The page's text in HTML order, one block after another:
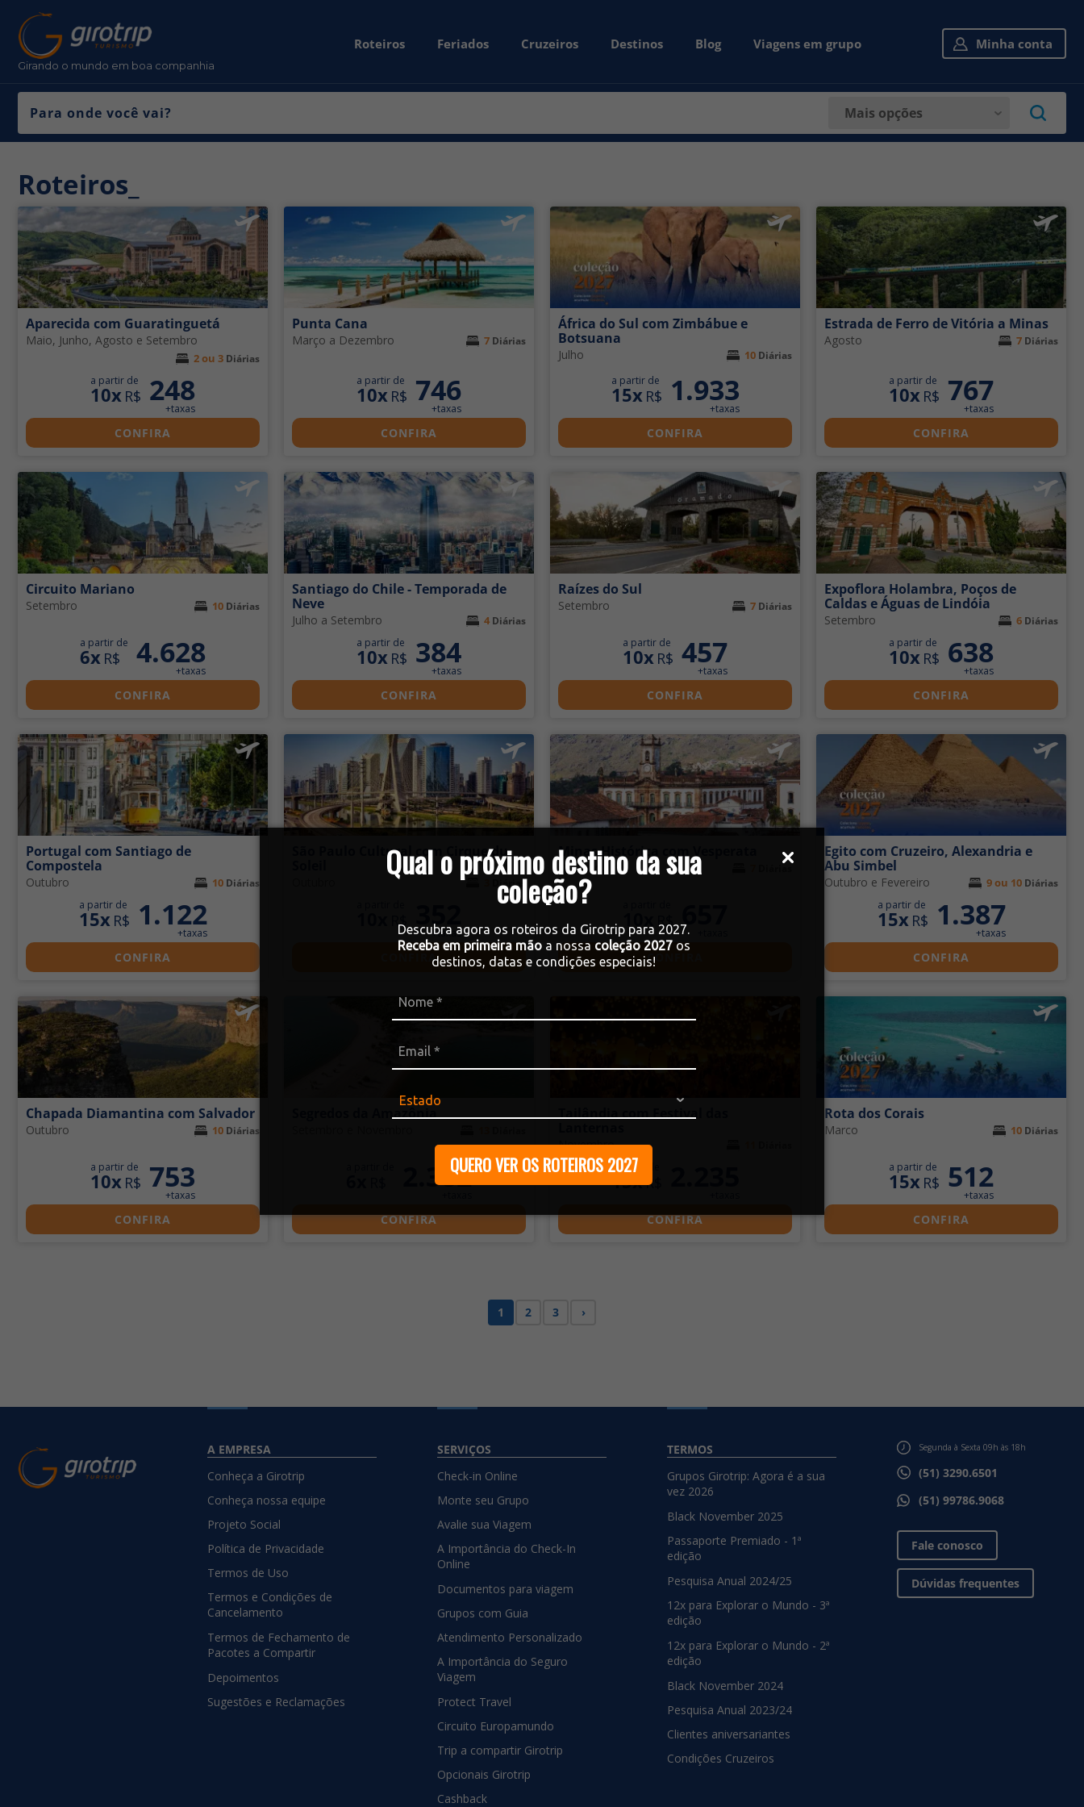
Qual o próximo destino da sua
coleção?
Descubra agora os roteiros da Girotrip para 2027.
Receba em primeira mãoa nossa coleção 2027os
destinos, datas e condições especiais!
QUERO VER OS ROTEIROS 2027
Girando o mundo em boa companhia
Roteiros Feriados Cruzeiros Destinos Blog Viagens em grupo Minha conta
Mais opções
Roteiros_
Aparecida com Guaratinguetá
Maio, Junho, Agosto e Setembro
2 ou 3 Diárias
a partir de
10x R$ 248
+taxas
CONFIRA
Punta Cana
Março a Dezembro 7 Diárias
a partir de
10x R$ 746
+taxas
CONFIRA
África do Sul com Zimbábue e
Botsuana
Julho 10 Diárias
a partir de
15x R$ 1.933
+taxas
CONFIRA
Estrada de Ferro de Vitória a Minas
Agosto 7 Diárias
a partir de
10x R$ 767
+taxas
CONFIRA
Circuito Mariano
Setembro 10 Diárias
a partir de
6x R$ 4.628
+taxas
CONFIRA
Santiago do Chile - Temporada de
Neve
Julho a Setembro 4 Diárias
a partir de
10x R$ 384
+taxas
CONFIRA
Raízes do Sul
Setembro 7 Diárias
a partir de
10x R$ 457
+taxas
CONFIRA
Expoflora Holambra, Poços de
Caldas e Águas de Lindóia
Setembro 6 Diárias
a partir de
10x R$ 638
+taxas
CONFIRA
Portugal com Santiago de
Compostela
Outubro 10 Diárias
a partir de
15x R$ 1.122
+taxas
CONFIRA
São Paulo Cultural com Cirque du
Diárias
R$ 352
+taxas
CONFIRA
Minas Histórica com Vesperata
Outubro
R$
CONFIRA
Egito com Cruzeiro, Alexandria e
Abu Simbel
Outubro e Fevereiro 9 ou 10 Diárias
a partir de
15x R$ 1.387
+taxas
CONFIRA
Chapada Diamantina com Salvador
Outubro 10 Diárias
a partir de
10x R$ 753
+taxas
CONFIRA
Segredos da Amazônia
2.382
CONFIRA
Tailândia com Festival das
Novembro
a partir de
15xR$
CONFIRA
Rota dos Corais
Marco 10 Diárias
a partir de
15x R$ 512
+taxas
CONFIRA
1 2 3 ›
A EMPRESA
Conheça a Girotrip
Conheça nossa equipe
Projeto Social
Política de Privacidade
Termos de Uso
Termos e Condições de
Cancelamento
Termos de Fechamento de
Pacotes a Compartir
Depoimentos
Sugestões e Reclamações
SERVIÇOS
Check-in Online
Monte seu Grupo
Avalie sua Viagem
A Importância do Check-In
Online
Documentos para viagem
Grupos com Guia
Atendimento Personalizado
A Importância do Seguro
Viagem
Protect Travel
Circuito Europamundo
Trip a compartir Girotrip
Opcionais Girotrip
Cashback
TERMOS
Grupos Girotrip: Agora é a sua
vez 2026
Black November 2025
Passaporte Premiado - 1ª
edição
Pesquisa Anual 2024/25
12x para Explorar o Mundo - 3ª
edição
12x para Explorar o Mundo - 2ª
edição
Black November 2024
Pesquisa Anual 2023/24
Clientes aniversariantes
Condições Cruzeiros
Segunda à Sexta 09h às 18h
(51) 3290.6501
(51) 99786.9068
Fale conosco
Dúvidas frequentes